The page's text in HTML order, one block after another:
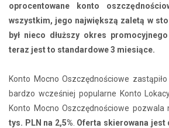
oprocentowane konto
wszystkim, jego największą zaletą w
był nieco dłuższy okres
teraz jest to standardowe 3 miesiące.
Konto Mocno Oszczędnościowe
bardzo wcześniej popularne Konto
Konto Mocno Oszczędnościowe pozwala
tys. PLN na 2,5% Oferta skierowana jest